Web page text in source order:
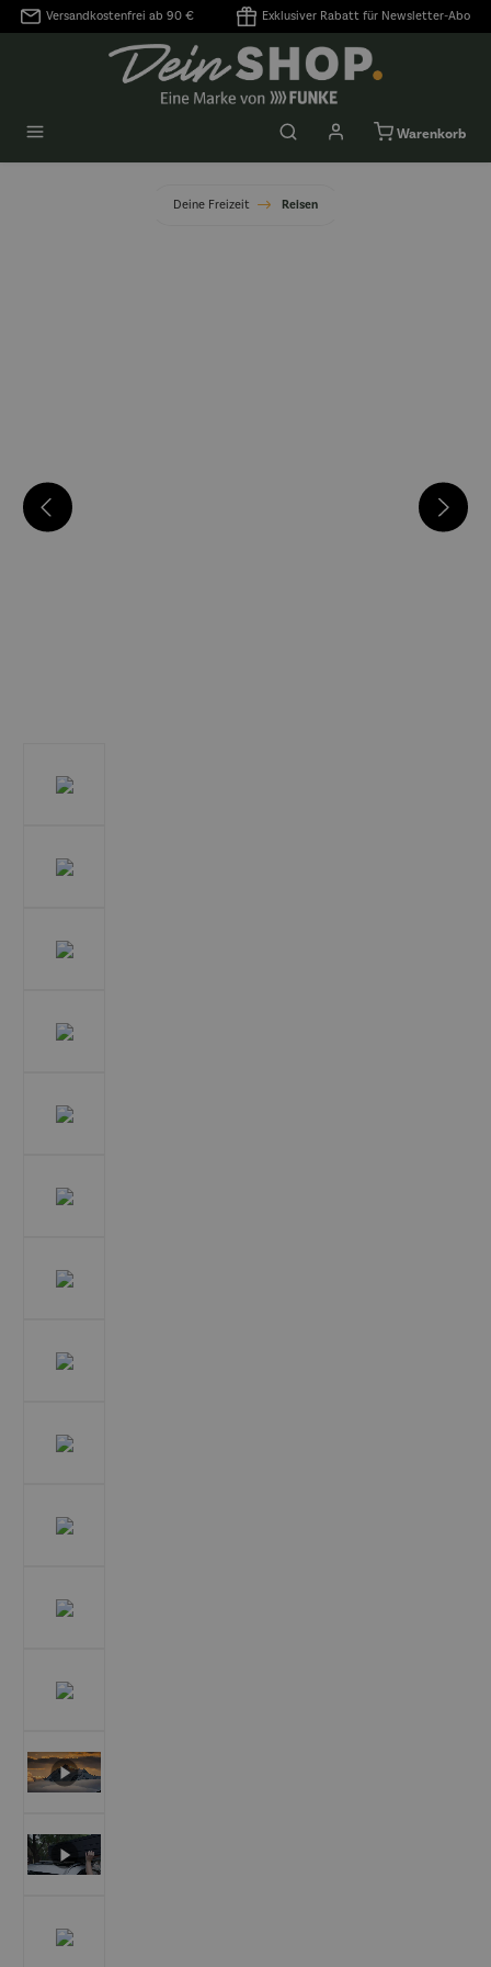
springen
Versandkostenfrei ab 90 € Exklusiver Rabatt für Newsletter-Abo
Warenkorb
Deine Freizeit Reisen